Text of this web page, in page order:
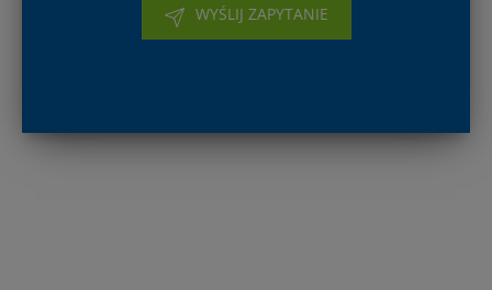
WYŚLIJ ZAPYTANIE